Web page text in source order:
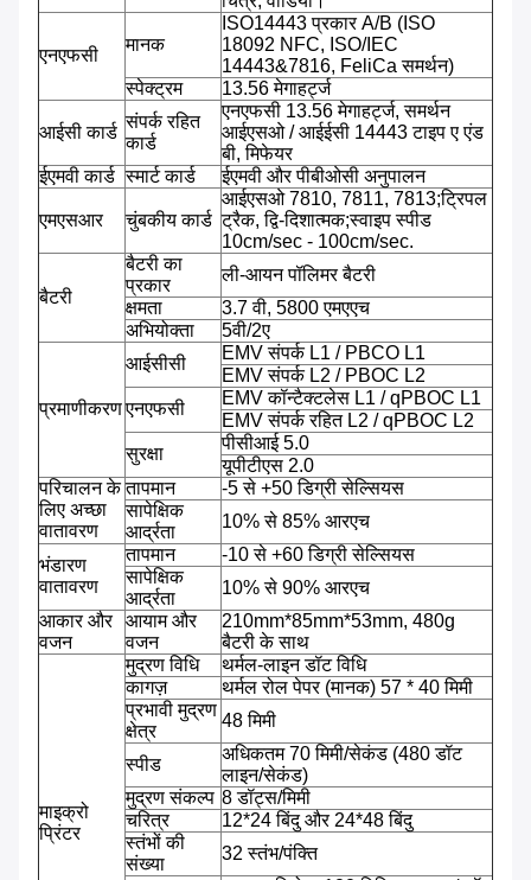
एनएफसी
मानक
ISO14443 प्रकार A/B (ISO
18092 NFC, ISO/IEC
14443&7816, FeliCa समर्थन)
स्पेक्ट्रम
13.56 मेगाहर्ट्ज
आईसी कार्ड
संपर्क रहित
कार्ड
एनएफसी 13.56 मेगाहर्ट्ज, समर्थन
आईएसओ / आईईसी 14443 टाइप ए एंड
बी, मिफेयर
ईएमवी कार्ड स्मार्ट कार्ड ईएमवी और पीबीओसी अनुपालन
एमएसआर चुंबकीय कार्ड
आईएसओ 7810, 7811, 7813;ट्रिपल
ट्रैक, द्वि-दिशात्मक;स्वाइप स्पीड
10cm/sec - 100cm/sec.
बैटरी
बैटरी का
प्रकार
ली-आयन पॉलिमर बैटरी
क्षमता
3.7 वी, 5800 एमएएच
अभियोक्ता
5वी/2ए
प्रमाणीकरण
आईसीसी
EMV संपर्क L1 / PBCO L1
EMV संपर्क L2 / PBOC L2
एनएफसी
EMV कॉन्टैक्टलेस L1 / qPBOC L1
EMV संपर्क रहित L2 / qPBOC L2
सुरक्षा
पीसीआई 5.0
यूपीटीएस 2.0
परिचालन के
लिए अच्छा
वातावरण
तापमान
-5 से +50 डिग्री सेल्सियस
सापेक्षिक
आर्द्रता
10% से 85% आरएच
भंडारण
वातावरण
तापमान
-10 से +60 डिग्री सेल्सियस
सापेक्षिक
आर्द्रता
10% से 90% आरएच
आकार और
वजन
आयाम और
वजन
210mm*85mm*53mm, 480g
बैटरी के साथ
माइक्रो
प्रिंटर
मुद्रण विधि
थर्मल-लाइन डॉट विधि
कागज़
थर्मल रोल पेपर (मानक) 57 * 40 मिमी
प्रभावी मुद्रण
क्षेत्र
48 मिमी
स्पीड
अधिकतम 70 मिमी/सेकंड (480 डॉट
लाइन/सेकंड)
मुद्रण संकल्प 8 डॉट्स/मिमी
चरित्र
12*24 बिंदु और 24*48 बिंदु
स्तंभों की
संख्या
32 स्तंभ/पंक्ति